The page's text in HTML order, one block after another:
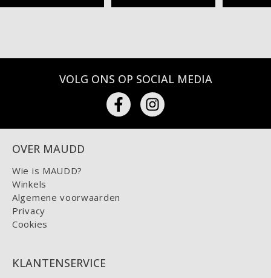
VOLG ONS OP SOCIAL MEDIA
OVER MAUDD
Wie is MAUDD?
Winkels
Algemene voorwaarden
Privacy
Cookies
KLANTENSERVICE